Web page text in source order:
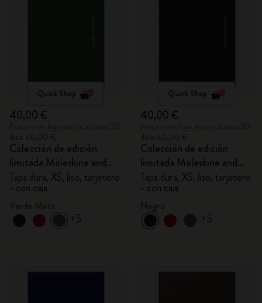
Quick Shop
40,00 €
Colección de edición
limitada Moleskine and
MIYAKE DESIGN
STUDIO
Tapa dura, XS, liso, tarjetero
- con caja
+5
Quick Shop
40,00 €
Colección de edición
limitada Moleskine and
MIYAKE DESIGN
STUDIO
Tapa dura, XS, liso, tarjetero
- con caja
+5